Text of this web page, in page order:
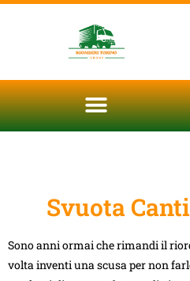
Svuota
Sono anni ormai che rimandi il
volta inventi una scusa per non